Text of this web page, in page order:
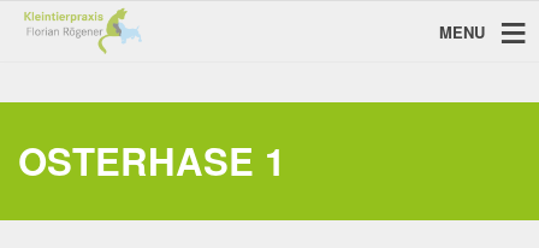
MENU
OSTERHASE 1